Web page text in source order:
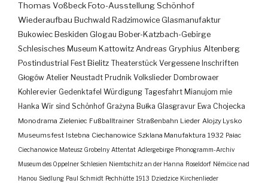
Thomas VoßbeckFoto-AusstellungSchönhof
Wiederaufbau Buchwald Radzimowice Glasmanufaktur
Bukowiec Beskiden Glogau Bober-Katzbach-Gebirge
Schlesisches Museum Kattowitz Andreas Gryphius Altenberg
Postindustrial Fest Bielitz Theaterstück Vergessene Inschriften
Głogów Atelier Neustadt Prudnik Volkslieder Dombrowaer
Kohlerevier Gedenktafel Würdigung Tagesfahrt Mianujom mie
Hanka Wir sind Schönhof Grażyna Bułka Glasgravur Ewa Chojecka
Monodrama Zieleniec Fußballtrainer Straßenbahn Lieder Alojzy Lysko
Museumsfest Istebna Ciechanowice Szklana Manufaktura 1932 Pałac
Ciechanowice Mateusz Grobelny Attentat Adlergebirge Phonogramm-Archiv
Museum des Oppelner Schlesien Niemtschitz an der Hanna Roseldorf Némčice nad
Hanou Siedlung Paul Schmidt Pechhütte 1913 Dziedzice Kirchenlieder